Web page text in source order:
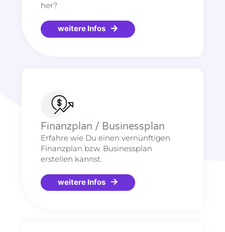
her?
weitere Infos
Finanzplan / Businessplan
Erfahre wie Du einen vernünftigen
Finanzplan bzw. Businessplan
erstellen kannst.
weitere Infos